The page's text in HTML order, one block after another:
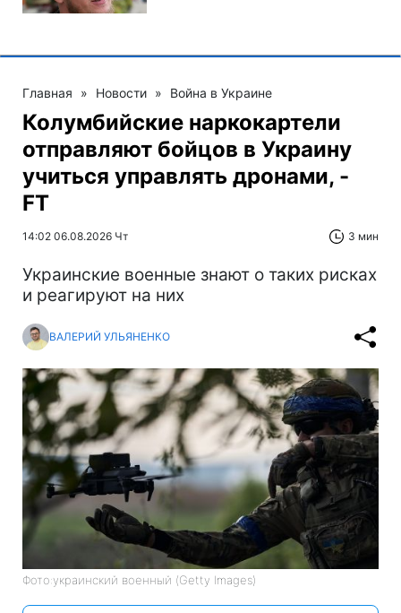
Главная » Новости » Война в Украине
Колумбийские наркокартели
отправляют бойцов в Украину
учиться управлять дронами, -
FT
14:02 06.08.2026 Чт 3 мин
Украинские военные знают о таких рисках
и реагируют на них
ВАЛЕРИЙ УЛЬЯНЕНКО
Фото:украинский военный (Getty Images)